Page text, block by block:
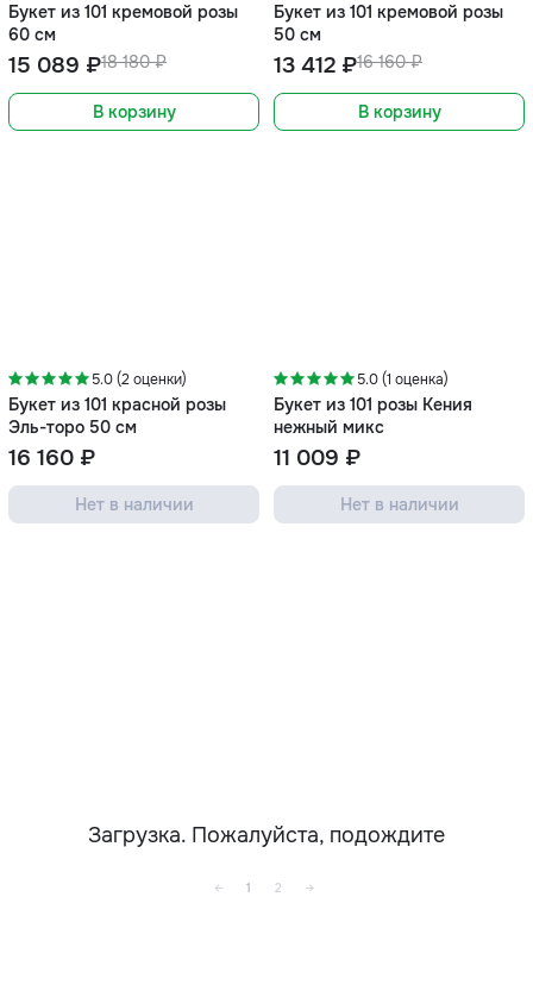
Букет из 101 кремовой розы
60 см
18 180 ₽
15 089 ₽
В корзину
Букет из 101 кремовой розы
50 см
16 160 ₽
13 412 ₽
В корзину
5.0 (2 оценки)
Букет из 101 красной розы
Эль-торо 50 см
16 160 ₽
Нет в наличии
5.0 (1 оценка)
Букет из 101 розы Кения
нежный микс
11 009 ₽
Нет в наличии
Загрузка. Пожалуйста, подождите
← 1 2 →